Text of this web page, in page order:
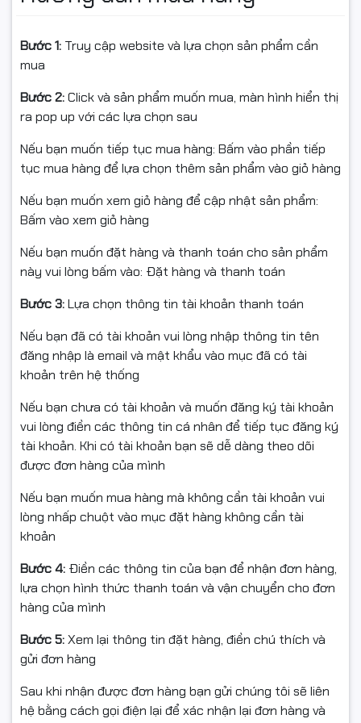
✔ Socket 1200
✔ Khe RAM tối đa 2 khe
✔ Kiểu RAM hỗ trợ DDR4
✔ Hỗ trợ bộ nhớ tối đa 64GB
✔ Bus RAM hỗ trợ 2400MHz, 2666MHz, 3000MHz,
3200MHz, 2933MHz, 2133MHz
✔ Lưu trữ 4 x SATA 3 6Gb/s, 1 x M.2 SATA/NVMe
✔ Cổng xuất hình 1 x HDMI, 1 x VGA/D-sub
✔ Khe PCI 1 x PCI x16; 1 x PCI x1
2.0/1.1(Tối đa 6)
✔ 1 x cổng LAN 1Gb/s
✔ Âm thanh: Realtek® Audio CODEC; High Definition
Audio 2/4/5.1/7.1-channel
Main Asus Prime H510M-K được thiết kế với kích thước
chuẩn, dễ dàng kết nối, các tính năng được tích hợp
nâng cao nhằm mục đích hỗ trợ tối đa hoạt động thiết
bị của bạn. Đây là sự lựa chọn hoàn hảo giúp nâng cao
hiệu suất làm việc đồng thời vẫn tối giản được chi phí.
Hỗ trợ đầu 10 , 11 g4600
LGA1200 package:
Bước 1: Truy cập website và lựa chọn sản phẩm cần
mua
Bước 2:Click và sản phẩm muốn mua, màn hình hiển thị
ra pop up với các lựa chọn sau
Nếu bạn muốn tiếp tục mua hàng: Bấm vào phần tiếp
tục mua hàng để lựa chọn thêm sản phẩm vào giỏ hàng
Nếu bạn muốn xem giỏ hàng để cập nhật sản phẩm:
Bấm vào xem giỏ hàng
Nếu bạn muốn đặt hàng và thanh toán cho sản phẩm
này vui lòng bấm vào: Đặt hàng và thanh toán
Bước 3:Lựa chọn thông tin tài khoản thanh toán
Nếu bạn đã có tài khoản vui lòng nhập thông tin tên
đăng nhập là email và mật khẩu vào mục đã có tài
khoản trên hệ thống
Nếu bạn chưa có tài khoản và muốn đăng ký tài khoản
vui lòng điền các thông tin cá nhân để tiếp tục đăng ký
tài khoản. Khi có tài khoản bạn sẽ dễ dàng theo dõi
được đơn hàng của mình
Nếu bạn muốn mua hàng mà không cần tài khoản vui
lòng nhấp chuột vào mục đặt hàng không cần tài
khoản
Bước 4: Điền các thông tin của bạn để nhận đơn hàng,
lựa chọn hình thức thanh toán và vận chuyển cho đơn
hàng của mình
Bước 5:Xem lại thông tin đặt hàng, điền chú thích và
gửi đơn hàng
Sau khi nhận được đơn hàng bạn gửi chúng tôi sẽ liên
hệ bằng cách gọi điện lại để xác nhận lại đơn hàng và